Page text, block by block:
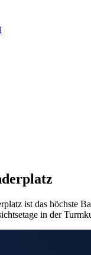
ist das höchste
in der